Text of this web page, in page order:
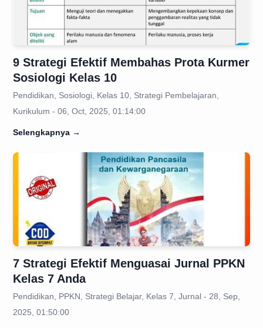
9 Strategi Efektif Membahas Prota Kurmer
Sosiologi Kelas 10
Pendidikan, Sosiologi, Kelas 10, Strategi Pembelajaran,
Kurikulum - 06, Oct, 2025, 01:14:00
Selengkapnya →
7 Strategi Efektif Menguasai Jurnal PPKN
Kelas 7 Anda
Pendidikan, PPKN, Strategi Belajar, Kelas 7, Jurnal - 28, Sep,
2025, 01:50:00